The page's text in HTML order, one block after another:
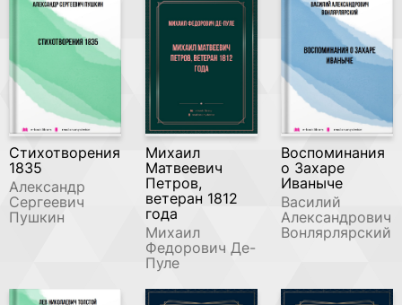
Стихотворения
1835
Александр
Сергеевич
Пушкин
Михаил
Матвеевич
Петров,
ветеран 1812
года
Михаил
Федорович Де-
Пуле
Воспоминания
о Захаре
Иваныче
Василий
Александрович
Вонлярлярский